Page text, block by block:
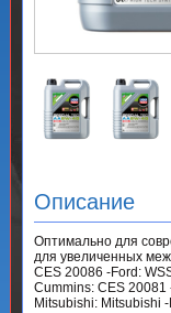
Описание
Оптимально для
для увеличенных
CES 20086 -Ford:
Cummins: CES 20081
Mitsubishi: Mitsubishi